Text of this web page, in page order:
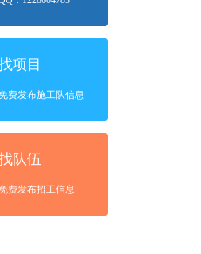
项目
费发布施工队信息
队伍
费发布招工信息